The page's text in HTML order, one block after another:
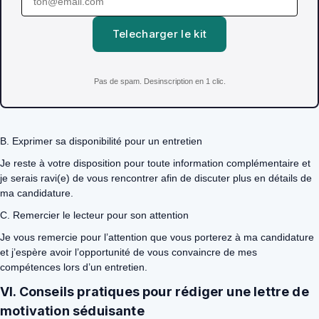
Telecharger le kit
Pas de spam. Desinscription en 1 clic.
B. Exprimer sa disponibilité pour un entretien
Je reste à votre disposition pour toute information complémentaire et
je serais ravi(e) de vous rencontrer afin de discuter plus en détails de
ma candidature.
C. Remercier le lecteur pour son attention
Je vous remercie pour l’attention que vous porterez à ma candidature
et j’espère avoir l’opportunité de vous convaincre de mes
compétences lors d’un entretien.
VI. Conseils pratiques pour rédiger une lettre de
motivation séduisante